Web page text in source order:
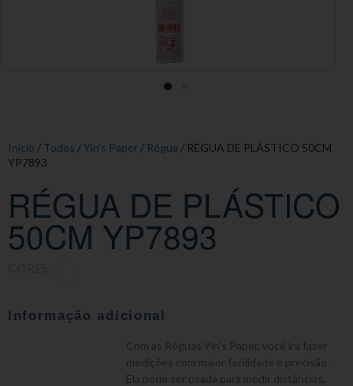
Início / Todos /Yin's Paper / Régua / RÉGUA DE PLÁSTICO 50CM
YP7893
RÉGUA DE PLÁSTICO
50CM YP7893
Informação adicional
Com as Réguas Yin’s Paper, você irá fazer
medições com maior facilidade e precisão.
Ela pode ser usada para medir distâncias,